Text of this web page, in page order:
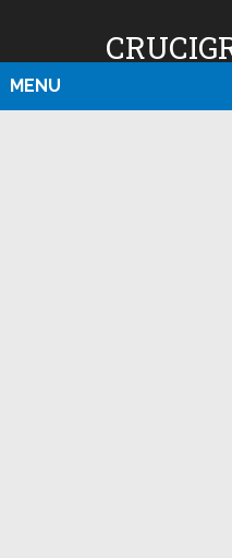
MENU